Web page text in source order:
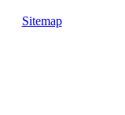
Sitemap